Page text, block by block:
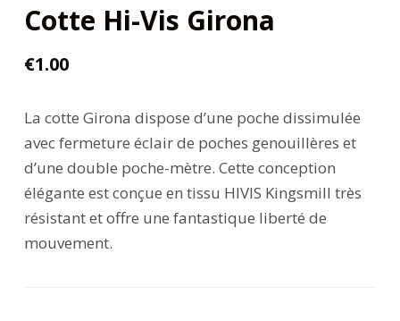
Cotte Hi-Vis Girona
€1.00
La cotte Girona dispose d’une poche dissimulée
avec fermeture éclair de poches genouillères et
d’une double poche-mètre. Cette conception
élégante est conçue en tissu HIVIS Kingsmill très
résistant et offre une fantastique liberté de
mouvement.